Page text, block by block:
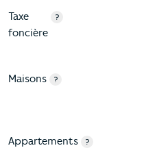
Taxe
foncière
?
Maisons ?
Appartements ?